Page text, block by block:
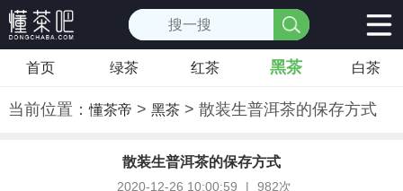
首页 绿茶 红茶 黑茶 白茶
当前位置：懂茶帝 > 黑茶> 散装生普洱茶的保存方式
散装生普洱茶的保存方式
2020-12-26 10:00:59 | 982次